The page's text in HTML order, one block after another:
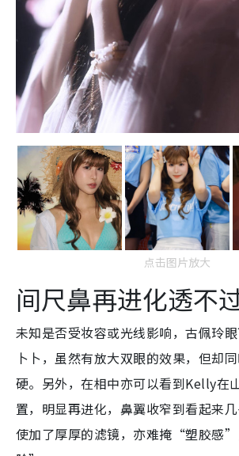
点击图片放大
间尺鼻再进化透不
未知是否受妆容或光线影响，古佩玲
卜卜，虽然有放大双眼的效果，但却
硬。另外，在相中亦可以看到Kelly在
置，明显再进化，鼻翼收窄到看起来
使加了厚厚的滤镜，亦难掩“塑胶感